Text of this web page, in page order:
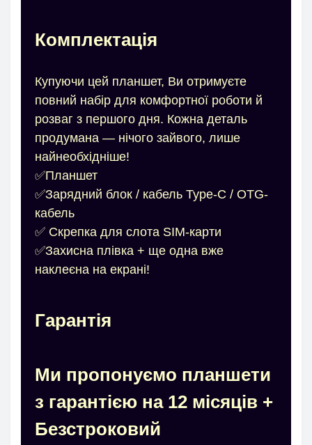
Комплектація
Купуючи цей планшет, Ви отримуєте
повний набір для комфортної роботи й
розваг з першого дня. Кожна деталь
продумана — нічого зайвого, лише
найнеобхідніше!
✅Планшет
✅Зарядний блок / кабель Type-C / OTG-
кабель
✅ Скрепка для слота SIM-карти
✅Захисна плівка + ще одна вже
наклеєна на екрані!
Гарантія
Ми пропонуємо планшети
з гарантією на 12 місяців +
Безстроковий